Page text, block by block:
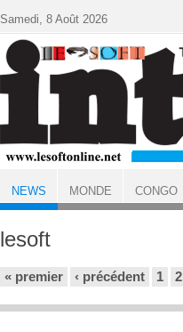
ACCUEIL NEWS
lesoft
« premier ‹ précédent 1 2
Samedi, 8 Août 2026
NEWS MONDE CONGO